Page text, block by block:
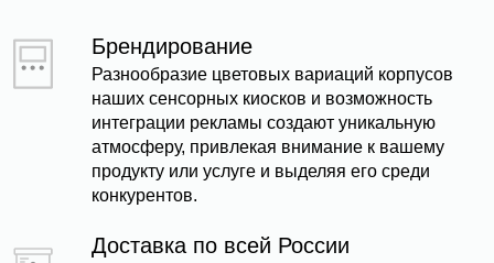
Брендирование
Разнообразие цветовых вариаций корпусов
наших сенсорных киосков и возможность
интеграции рекламы создают уникальную
атмосферу, привлекая внимание к вашему
продукту или услуге и выделяя его среди
конкурентов.
Доставка по всей России